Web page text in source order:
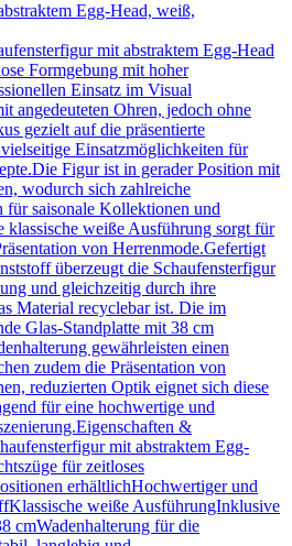
Egg-Head, weiß,
mit abstraktem Egg-Head
Formgebung mit hoher
Einsatz im Visual
angedeuteten Ohren, jedoch ohne
gezielt auf die präsentierte
Einsatzmöglichkeiten für
Figur ist in gerader Position mit
wodurch sich zahlreiche
saisonale Kollektionen und
klassische weiße Ausführung sorgt für
von Herrenmode.Gefertigt
überzeugt die Schaufensterfigur
und gleichzeitig durch ihre
Material recyclebar ist. Die im
Glas-Standplatte mit 38 cm
gewährleisten einen
zudem die Präsentation von
reduzierten Optik eignet sich diese
für eine hochwertige und
&
mit abstraktem Egg-
für zeitloses
erhältlichHochwertiger und
weiße AusführungInklusive
cmWadenhalterung für die